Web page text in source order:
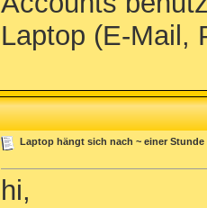
Laptop (E-Mail,
Laptop hängt sich nach ~ einer
hi,